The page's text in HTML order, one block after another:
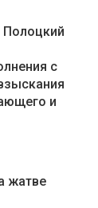
Полоцкий
с
и
жатве